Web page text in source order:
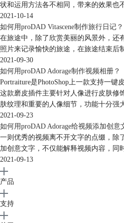
状和运用方法各不相同，带来的效果也
2021-10-14
如何用proDAD Vitascene制作旅行日记？
在旅途中，除了欣赏美丽的风景外，还
照片来记录愉快的旅途，在旅途结束后
2021-09-30
如何用proDAD Adorage制作视频相册？
Portraiture是PhotoShop上一款支持一键
这款磨皮插件主要针对人像进行皮肤修
肤纹理和重要的人像细节，功能十分强
2021-09-23
如何用proDAD Adorage给视频添加创意
一则优秀的视频离不开文字的点缀，除
加创意文字，不仅能解释视频内容，同
2021-09-13
产品
支持